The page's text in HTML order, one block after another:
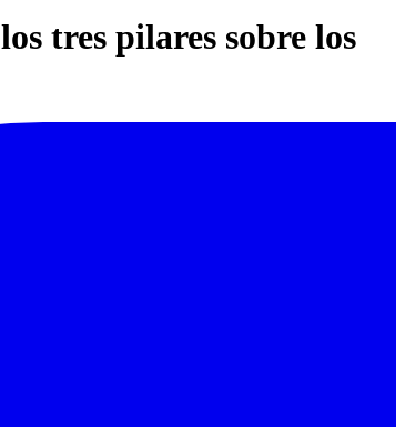
tres pilares sobre los